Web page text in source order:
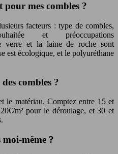
pour mes combles ?
facteurs : type de combles,
et préoccupations
verre et la laine de roche sont
est écologique, et le polyuréthane
combles ?
le matériau. Comptez entre 15 et
m² pour le déroulage, et 30 et
moi-même ?